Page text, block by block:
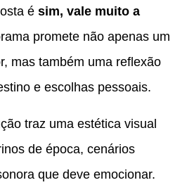
é sim, vale muito a
promete não apenas um
mas também uma reflexão
e escolhas pessoais.
traz uma estética visual
de época, cenários
que deve emocionar.